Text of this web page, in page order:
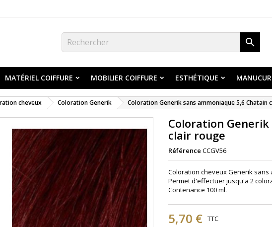

MATÉRIEL COIFFURE MOBILIER COIFFURE ESTHÉTIQUE
cheveux Coloration Generik Coloration Generik sans ammoniaque 5,6 Chatain
Coloration
clair rouge
Référence CCGV56
Coloration cheveux Generik sans
Permet d'effectuer jusqu'a 2
Contenance 100 ml.
5,70 € TTC